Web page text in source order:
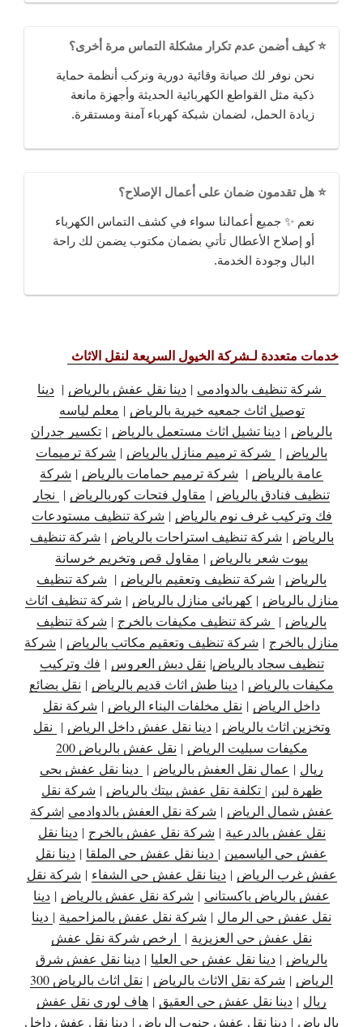
⭐ كيف أضمن عدم تكرار مشكلة التماس مرة أخرى؟
نحن نوفر لك صيانة وقائية دورية ونركب أنظمة حماية
ذكية مثل القواطع الكهربائية الحديثة وأجهزة مانعة
زيادة الحمل، لضمان شبكة كهرباء آمنة ومستقرة.
⭐ هل تقدمون ضمان على أعمال الإصلاح؟
نعم ✨ جميع أعمالنا سواء في كشف التماس الكهرباء
أو إصلاح الأعطال تأتي بضمان مكتوب يضمن لك راحة
البال وجودة الخدمة.
خدمات متعددة لـشركة الخيول السريعة لنقل الاثاث
شركة تنظيف بالدوادمي | دينا نقل عفش بالرياض | دينا
توصيل اثاث جمعيه خيرية بالرياض | معلم لياسه
بالرياض | دينا تشيل اثاث مستعمل بالرياض | تكسير جدران
بالرياض | شركة ترميم منازل بالرياض | شركة ترميمات
عامة بالرياض | شركة ترميم حمامات بالرياض | شركة
تنظيف فنادق بالرياض | مقاول فتحات كوربالرياض | نجار
فك وتركيب غرف نوم بالرياض | شركة تنظيف مستودعات
بالرياض | شركة تنظيف استراحات بالرياض | شركة تنظيف
بيوت شعر بالرياض | مقاول قص وتخريم خرسانة
بالرياض | شركة تنظيف وتعقيم بالرياض | شركة تنظيف
منازل بالرياض |كهربائي منازل بالرياض | شركة تنظيف اثاث
بالرياض | شركة تنظيف مكيفات بالخرج | شركة تنظيف
منازل بالخرج | شركة تنظيف وتعقيم مكاتب بالرياض | شركة
تنظيف سجاد بالرياض| نقل دبش العروس | فك وتركيب
مكيفات بالرياض | دينا طش اثاث قديم بالرياض | نقل بضائع
داخل الرياض | نقل مخلفات البناء الرياض | شركة نقل
وتخزين اثاث بالرياض |دينا نقل عفش داخل الرياض | نقل
مكيفات سبليت الرياض |
نقل عفش بالرياض 200
ريال | عمال نقل العفش بالرياض | دينا نقل عفش بحي
ظهرة لبن | تكلفة نقل عفش بيتك بالرياض | شركة نقل
عفش شمال الرياض | شركة نقل العفش بالدوادمي |شركة
نقل عفش بالدرعية | شركة نقل عفش بالخرج |دينا نقل
عفش حي الياسمين | دينا نقل عفش حي الملقا | دينا نقل
عفش غرب الرياض |دينا نقل عفش حي الشفاء | شركة نقل
عفش بالرياض باكستاني | شركة نقل عفش بالرياض | دينا
نقل عفش حي الرمال | شركة نقل عفش بالمزاحمية | دينا
نقل عفش حي العزيزية | ارخص شركة نقل عفش
بالرياض | دينا نقل عفش حي العليا | دينا نقل عفش شرق
الرياض | شركة نقل الاثاث بالرياض |
نقل اثاث بالرياض 300
ريال | دينا نقل عفش حي العقيق | هاف لوري نقل عفش
بالرياض | دينا نقل عفش جنوب الرياض | دينا نقل عفش داخل